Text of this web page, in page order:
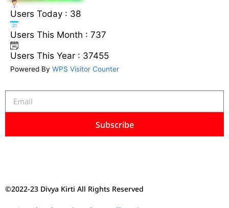
Users Today : 38
Users This Month : 737
Users This Year : 37455
Powered By WPS Visitor Counter
Subscribe
©2022-23 Divya Kirti All Rights Reserved